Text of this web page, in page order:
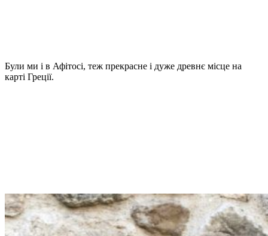
Були ми і в Афітосі, теж прекрасне і дуже древнє місце на
карті Греції.